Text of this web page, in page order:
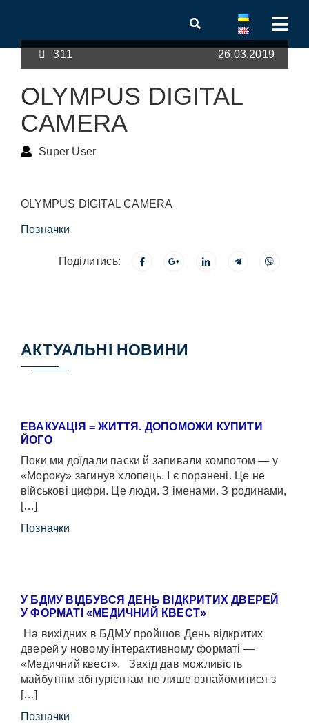
311 26.03.2019
OLYMPUS DIGITAL
CAMERA
Super User
OLYMPUS DIGITAL CAMERA
Позначки
Поділитись:
АКТУАЛЬНІ НОВИНИ
ЕВАКУАЦІЯ = ЖИТТЯ. ДОПОМОЖИ КУПИТИ
ЙОГО
Поки ми доїдали паски й запивали компотом — у
«Мороку» загинув хлопець. І є поранені. Це не
військові цифри. Це люди. З іменами. З родинами,
[…]
Позначки
У БДМУ ВІДБУВСЯ ДЕНЬ ВІДКРИТИХ ДВЕРЕЙ
У ФОРМАТІ «МЕДИЧНИЙ КВЕСТ»
На вихідних в БДМУ пройшов День відкритих
дверей у новому інтерактивному форматі —
«Медичний квест». Захід дав можливість
майбутнім абітурієнтам не лише ознайомитися з
[…]
Позначки